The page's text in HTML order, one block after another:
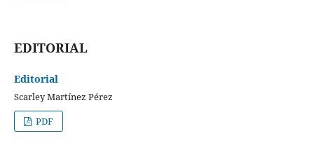
EDITORIAL
Editorial
Scarley Martínez Pérez
PDF